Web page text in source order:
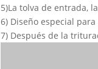
5)La tolva de entrada,
6) Diseño especial
7) Después de la